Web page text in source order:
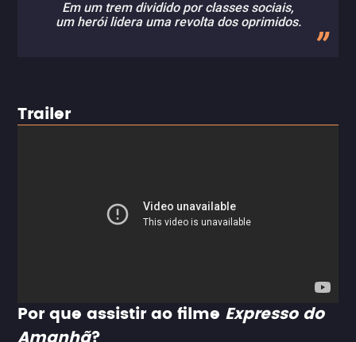
Em um trem dividido por classes sociais,
um herói lidera uma revolta dos oprimidos.
Trailer
Por que assistir ao filme Expresso do